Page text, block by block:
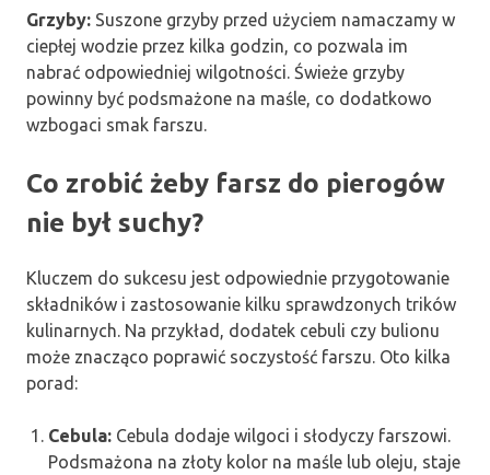
Grzyby: Suszone grzyby przed użyciem namaczamy w
ciepłej wodzie przez kilka godzin, co pozwala im
nabrać odpowiedniej wilgotności. Świeże grzyby
powinny być podsmażone na maśle, co dodatkowo
wzbogaci smak farszu.
Co zrobić żeby farsz do pierogów
nie był suchy?
Kluczem do sukcesu jest odpowiednie przygotowanie
składników i zastosowanie kilku sprawdzonych trików
kulinarnych. Na przykład, dodatek cebuli czy bulionu
może znacząco poprawić soczystość farszu. Oto kilka
porad:
Cebula: Cebula dodaje wilgoci i słodyczy farszowi.
Podsmażona na złoty kolor na maśle lub oleju, staje